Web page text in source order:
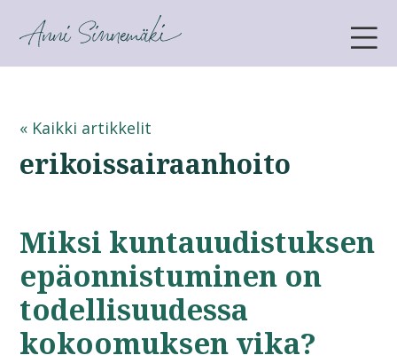
ANNI SINNEMÄKI
« Kaikki artikkelit
erikoissairaanhoito
Miksi kuntauudistuksen
epäonnistuminen on
todellisuudessa
kokoomuksen vika?